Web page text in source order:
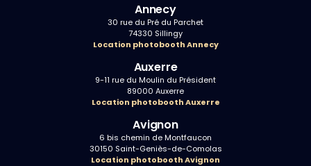
Annecy
30 rue du Pré du Parchet
74330 Sillingy
Location photobooth Annecy
Auxerre
9-11 rue du Moulin du Président
89000 Auxerre
Location photobooth Auxerre
Avignon
6 bis chemin de Montfaucon
30150 Saint-Geniès-de-Comolas
Location photobooth Avignon